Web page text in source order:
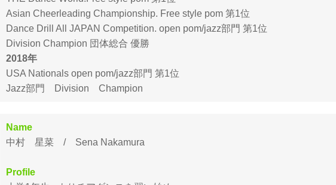
Asian Cheerleading Championship. Free style pom 第1位
Dance Drill All JAPAN Competition. open pom/jazz部門 第1位
Division Champion 団体総合 優勝
2018年
USA Nationals open pom/jazz部門 第1位
Jazz部門 Division Champion
Name
中村 星菜 / Sena Nakamura
Profile